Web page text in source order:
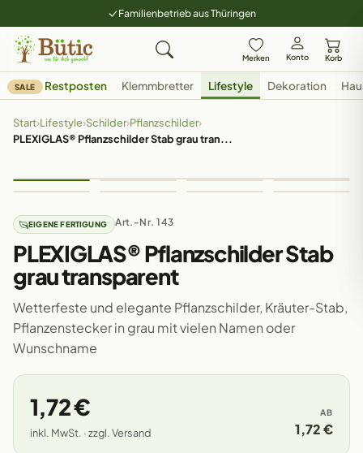
Familienbetrieb aus Thüringen
Merken Konto Korb
SALE Restposten Klemmbretter Lifestyle Dekoration
Start›Lifestyle›Schilder›Pflanzschilder›
PLEXIGLAS® Pflanzschilder Stab grau tran...
EIGENE FERTIGUNG Art.-Nr. 143
PLEXIGLAS® Pflanzschilder Stab
grau transparent
Wetterfeste und elegante Pflanzschilder, Kräuter-Stab,
Pflanzenstecker in grau mit vielen Namen oder
Wunschname
1,72 €
inkl. MwSt. · zzgl. Versand
AB
1,72 €